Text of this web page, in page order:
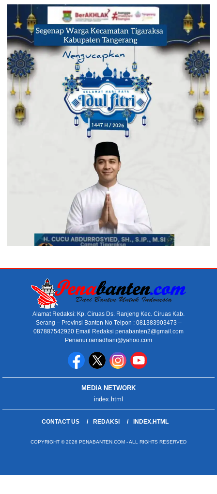
Alamat Redaksi: Kp. Ciruas Ds. Ranjeng Kec. Ciruas Kab.
Serang – Provinsi Banten No Telpon : 081383903473 –
087887542920 Email Redaksi penabanten2@gmail.com
Penanur.ramadhani@yahoo.com
MEDIA NETWORK
index.html
CONTACT US REDAKSI INDEX.HTML
COPYRIGHT © 2026 PENABANTEN.COM - ALL RIGHTS RESERVED